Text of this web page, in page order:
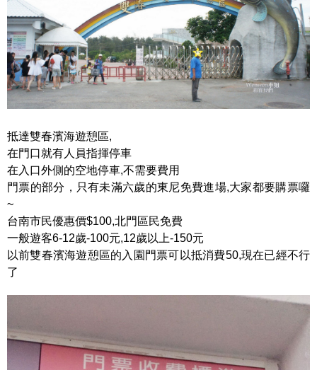
抵達雙春濱海遊憩區,
在門口就有人員指揮停車
在入口外側的空地停車,不需要費用
門票的部分，只有未滿六歲的東尼免費進場,大家都要購票囉
~
台南市民優惠價$100,北門區民免費
一般遊客6-12歲-100元,12歲以上-150元
以前雙春濱海遊憩區的入園門票可以抵消費50,現在已經不行
了